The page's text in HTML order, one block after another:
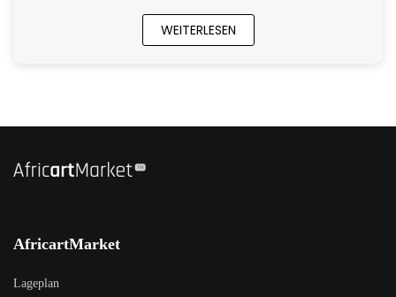
WEITERLESEN
AfricartMarket
Lageplan